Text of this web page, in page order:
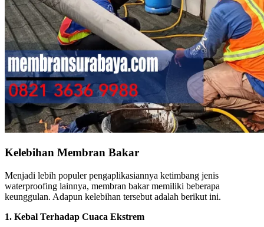
Kelebihan Membran Bakar
Menjadi lebih populer pengaplikasiannya ketimbang jenis
waterproofing lainnya, membran bakar memiliki beberapa
keunggulan. Adapun kelebihan tersebut adalah berikut ini.
1. Kebal Terhadap Cuaca Ekstrem